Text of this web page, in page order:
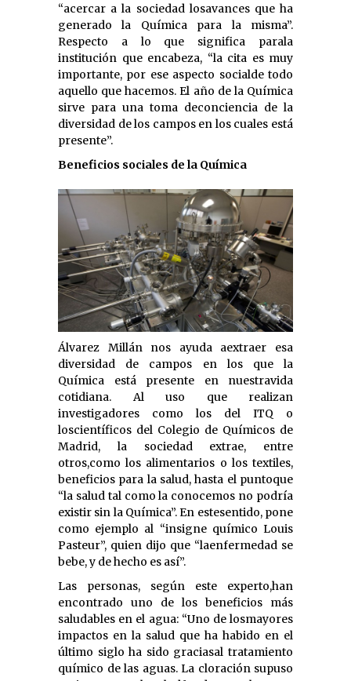
“acercar a la sociedad losavances que ha
generado la Química para la misma”.
Respecto a lo que significa parala
institución que encabeza, “la cita es muy
importante, por ese aspecto socialde todo
aquello que hacemos. El año de la Química
sirve para una toma deconciencia de la
diversidad de los campos en los cuales está
presente”.
Beneficios sociales de la Química
Álvarez Millán nos ayuda aextraer esa
diversidad de campos en los que la
Química está presente en nuestravida
cotidiana. Al uso que realizan
investigadores como los del ITQ o
loscientíficos del Colegio de Químicos de
Madrid, la sociedad extrae, entre
otros,como los alimentarios o los textiles,
beneficios para la salud, hasta el puntoque
“la salud tal como la conocemos no podría
existir sin la Química”. En estesentido, pone
como ejemplo al “insigne químico Louis
Pasteur”, quien dijo que “laenfermedad se
bebe, y de hecho es así”.
Las personas, según este experto,han
encontrado uno de los beneficios más
saludables en el agua: “Uno de losmayores
impactos en la salud que ha habido en el
último siglo ha sido graciasal tratamiento
químico de las aguas. La cloración supuso